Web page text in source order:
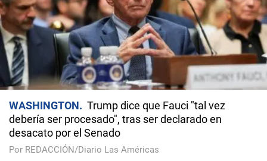
WASHINGTON
Trump dice que Fauci "tal vez
debería ser procesado", tras ser declarado en
desacato por el Senado
Por REDACCIÓN/Diario Las Américas